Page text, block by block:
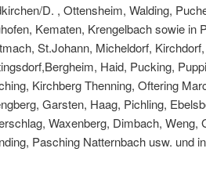
D. , Ottensheim, Walding,
Kematen, Krengelbach sowie in
St.Johann, Micheldorf,
Haid, Pucking,
Kirchberg Thenning, Oftering
Garsten, Haag, Pichling,
Waxenberg, Dimbach,
Pasching Natternbach usw. und